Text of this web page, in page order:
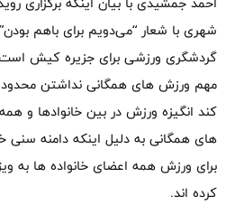
شهری با شعار “می‌دویم برای باهم
گردشگری ورزشی برای جزیره کیش
مهم ورزش های همگانی نداشتن
کند انگیزه ورزش در بین خانوادها و
های همگانی به دلیل اینکه دامنه سنی
برای ورزش همه اعضای خانواده ها به
کرده اند.